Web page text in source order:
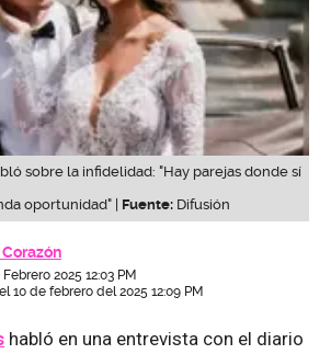
sobre la infidelidad: "Hay parejas donde sí
oportunidad" | Fuente: Difusión
2025 12:03 PM
10 de febrero del 2025 12:09 PM
habló en una entrevista con el diario